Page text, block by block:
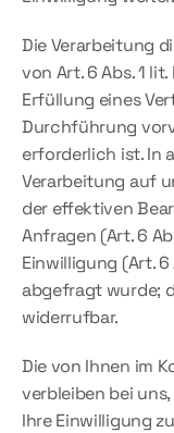
Die Verarbeitung
von Art. 6 Abs. 1
Erfüllung eines
Durchführung
erforderlich ist. In
Verarbeitung auf
der effektiven
Anfragen (Art. 6
Einwilligung (Art. 6
abgefragt wurde;
widerrufbar.
Die von Ihnen im
verbleiben bei
Ihre Einwilligung